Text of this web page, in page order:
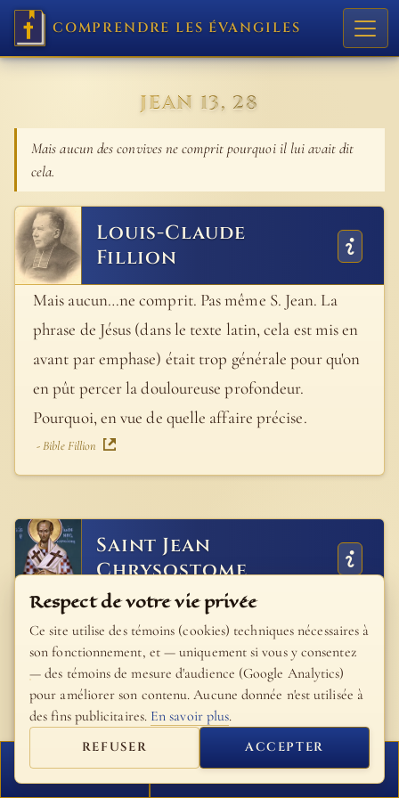
COMPRENDRE LES ÉVANGILES
JEAN 13, 28
Mais aucun des convives ne comprit pourquoi il lui avait dit
cela.
Louis-Claude
Fillion
Mais aucun…ne comprit. Pas même S. Jean. La
phrase de Jésus (dans le texte latin, cela est mis en
avant par emphase) était trop générale pour qu'on
en pût percer la douloureuse profondeur.
Pourquoi, en vue de quelle affaire précise.
- Bible Fillion
Saint Jean
Chrysostome
Ces paroles: «Ce que vous faites, faites-le au plus
vite, ne sont ni un ordre ni un conseil, mais un
reproche, et une preuve que le Sauveur ne voulait
mettre aucun obstacle à la trahison de son
disciple: «Aucun de ceux qui étaient à table ne
assez grande se présente ici, et on se demande
FERMER PROCHAIN VERSET
Respect de votre vie privée
Ce site utilise des témoins (cookies) techniques nécessaires à
son fonctionnement, et — uniquement si vous y consentez
— des témoins de mesure d'audience (Google Analytics)
pour améliorer son contenu. Aucune donnée n'est utilisée à
des fins publicitaires. En savoir plus.
REFUSER ACCEPTER